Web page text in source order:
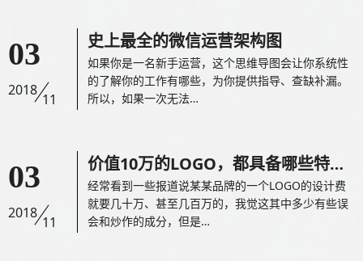
03
2018
11
史上最全的微信运营架构图
如果你是一名新手运营，这个思维导图会让你系统性
的了解你的工作有哪些，为你提供指导、查缺补漏。
所以，如果一次无法…
03
2018
11
价值10万的LOGO，都具备哪些特性？
经常看到一些报道说某某品牌的一个LOGO的设计费
就要几十万、甚至几百万的，我觉这其中多少有些误
会和炒作的成分，但是…